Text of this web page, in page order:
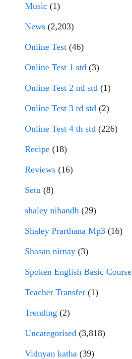
Music (1)
News (2,203)
Online Test (46)
Online Test 1 std (3)
Online Test 2 nd std (1)
Online Test 3 rd std (2)
Online Test 4 th std (226)
Recipe (18)
Reviews (16)
Setu (8)
shaley nibandh (29)
Shaley Prarthana Mp3 (16)
Shasan nirnay (3)
Spoken English Basic Course
Teacher Transfer (1)
Trending (2)
Uncategorised (3,818)
Vidnyan katha (39)